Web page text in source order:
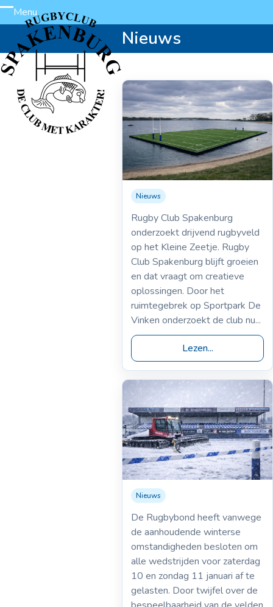
Skip
to
content
Menu
Open
mobile
menu
Close
mobile
menu
Nieuws
Drijvend rugbyveld
op het Kleine Zeetje
Nieuws
Rugby Club Spakenburg
onderzoekt drijvend rugbyveld
op het Kleine Zeetje. Rugby
Club Spakenburg blijft groeien
en dat vraagt om creatieve
oplossingen. Door het
ruimtegebrek op Sportpark De
Vinken onderzoekt de club nu...
Lezen...
Wedstrijden 10
januari afgelast
Nieuws
De Rugbybond heeft vanwege
de aanhoudende winterse
omstandigheden besloten om
alle wedstrijden voor zaterdag
10 en zondag 11 januari af te
gelasten. Door twijfel over de